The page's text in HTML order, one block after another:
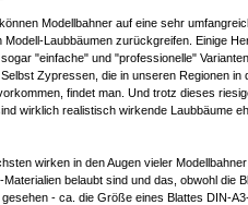
Modellbahner auf eine sehr
Modell-Laubbäumen zurückgreifen. Einige
"einfache" und "professionelle"
Zypressen, die in unseren Regionen in
findet man. Und trotz dieses
wirklich realistisch wirkende Laubbäume
wirken in den Augen vieler Modellbahner
Materialien belaubt sind und das, obwohl die
- ca. die Größe eines Blattes DIN-